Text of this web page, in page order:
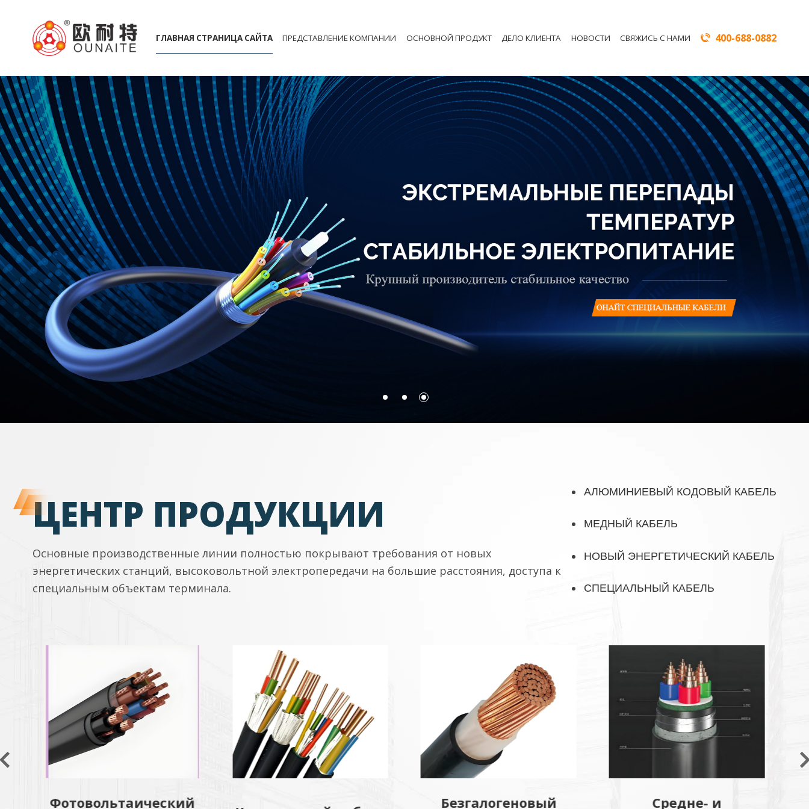
ГЛАВНАЯ СТРАНИЦА САЙТА ПРЕДСТАВЛЕНИЕ КОМПАНИИ ОСНОВНОЙ ПРОДУКТ ДЕЛО КЛИЕНТА НОВОСТИ СВЯЖИСЬ С НАМИ 400-688-0882
ЦЕНТР ПРОДУКЦИИ
Основные производственные линии полностью покрывают требования от новых
энергетических станций, высоковольтной электропередачи на большие расстояния, доступа к
специальным объектам терминала.
АЛЮМИНИЕВЫЙ КОДОВЫЙ КАБЕЛЬ
МЕДНЫЙ КАБЕЛЬ
НОВЫЙ ЭНЕРГЕТИЧЕСКИЙ КАБЕЛЬ
СПЕЦИАЛЬНЫЙ КАБЕЛЬ
Безгалогеновый
Средне- и
Пожаробезопасный